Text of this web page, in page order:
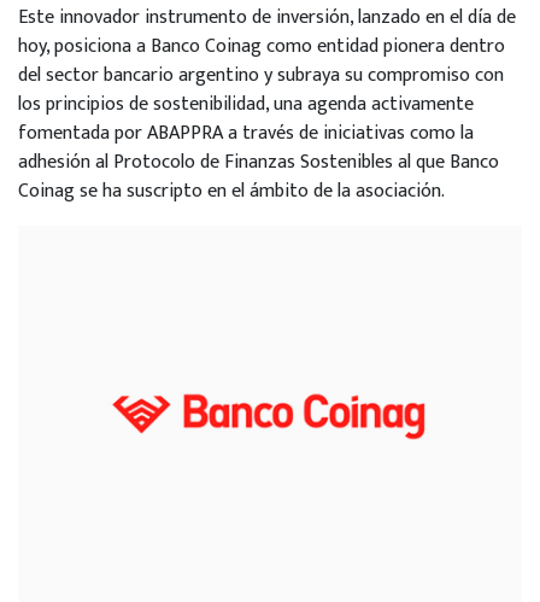
Este innovador instrumento de inversión, lanzado en el día de
hoy, posiciona a Banco Coinag como entidad pionera dentro
del sector bancario argentino y subraya su compromiso con
los principios de sostenibilidad, una agenda activamente
fomentada por ABAPPRA a través de iniciativas como la
adhesión al Protocolo de Finanzas Sostenibles al que Banco
Coinag se ha suscripto en el ámbito de la asociación.